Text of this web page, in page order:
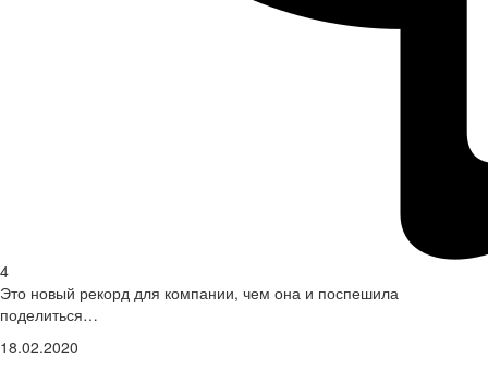
4
Это новый рекорд для компании, чем она и поспешила
поделиться…
18.02.2020